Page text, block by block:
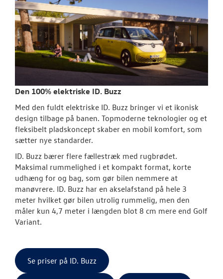
Den 100% elektriske ID. Buzz
Med den fuldt elektriske ID. Buzz bringer vi et ikonisk
design tilbage på banen. Topmoderne teknologier og et
fleksibelt pladskoncept skaber en mobil komfort, som
sætter nye standarder.
ID. Buzz bærer flere fællestræk med rugbrødet.
Maksimal rummelighed i et kompakt format, korte
udhæng for og bag, som gør bilen nemmere at
manøvrere. ID. Buzz har en akselafstand på hele 3
meter hvilket gør bilen utrolig rummelig, men den
måler kun 4,7 meter i længden blot 8 cm mere end Golf
Variant.
Se priser på ID. Buzz